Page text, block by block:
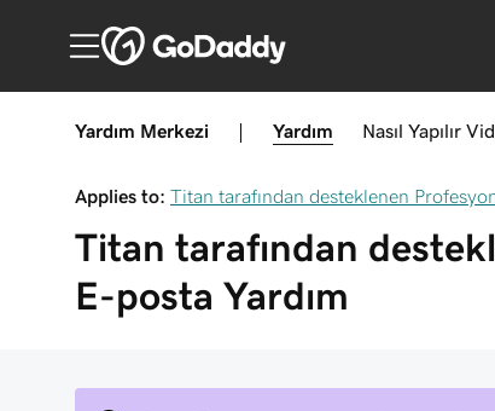
Yardım Merkezi Yardım Nasıl Yapılır
Applies to: Titan tarafından desteklenen
Titan tarafından
E-posta Yardım